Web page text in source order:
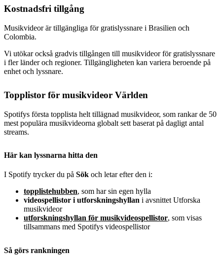
Kostnadsfri tillgång
Musikvideor är tillgängliga för gratislyssnare i Brasilien och
Colombia.
Vi utökar också gradvis tillgången till musikvideor för gratislyssnare
i fler länder och regioner. Tillgängligheten kan variera beroende på
enhet och lyssnare.
Topplistor för musikvideor Världen
Spotifys första topplista helt tillägnad musikvideor, som rankar de 50
mest populära musikvideorna globalt sett baserat på dagligt antal
streams.
Här kan lyssnarna hitta den
I Spotify trycker du på Sök och letar efter den i:
topplistehubben, som har sin egen hylla
videospellistor i utforskningshyllan i avsnittet Utforska
musikvideor
utforskningshyllan för musikvideospellistor, som visas
tillsammans med Spotifys videospellistor
Så görs rankningen